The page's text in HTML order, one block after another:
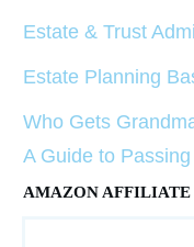
Estate & Trust
Estate Planning
Who Gets
A Guide to
AMAZON